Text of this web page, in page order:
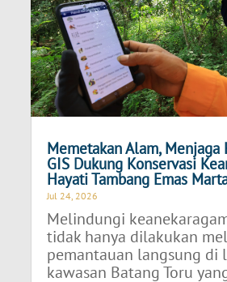
Memetakan Alam, Menjaga
GIS Dukung Konservasi
Hayati Tambang Emas
Jul 24, 2026
Melindungi
tidak hanya dilakukan
pemantauan langsung di
kawasan Batang Toru